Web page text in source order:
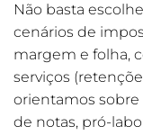
Não basta
cenários de
margem e folha,
serviços
orientamos sobre
de notas, pró-